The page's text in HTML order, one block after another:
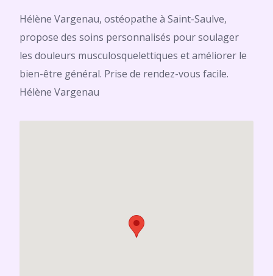
Hélène Vargenau, ostéopathe à Saint-Saulve,
propose des soins personnalisés pour soulager
les douleurs musculosquelettiques et améliorer le
bien-être général. Prise de rendez-vous facile.
Hélène Vargenau